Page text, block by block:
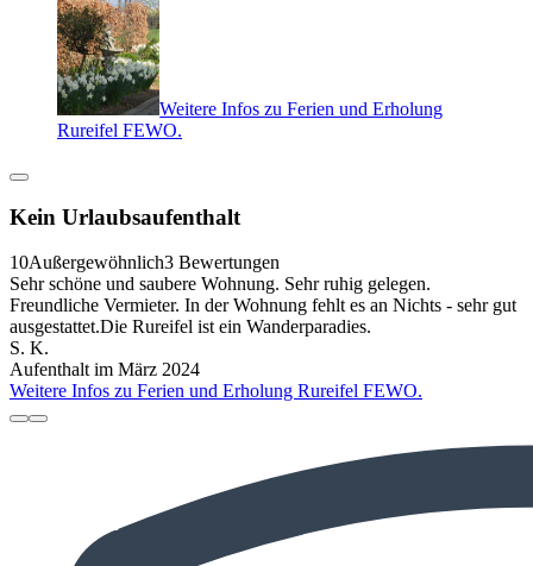
Weitere Infos zu Ferien und Erholung
Rureifel FEWO.
Kein Urlaubsaufenthalt
10Außergewöhnlich3 Bewertungen
Sehr schöne und saubere Wohnung. Sehr ruhig gelegen.
Freundliche Vermieter. In der Wohnung fehlt es an Nichts - sehr gut
ausgestattet.Die Rureifel ist ein Wanderparadies.
S. K.
Aufenthalt im März 2024
Weitere Infos zu Ferien und Erholung Rureifel FEWO.